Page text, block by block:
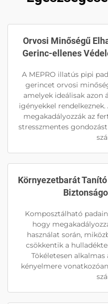
Orvosi Minőségű
Gerinc-ellenes
A MEPRO illatús pipi
gerincet orvosi
amelyek ideálisak azon
igényekkel
megakadályozzák az
stresszmentes
Környezetbarát
Komposztálható
hogy
használat során,
csökkentik a
Tökéletesen
kényelmere